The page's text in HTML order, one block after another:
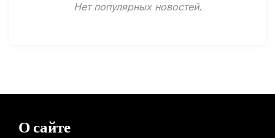
мобильных телефонов на здоровье
перемещаться между этажами
Нет популярных новостей.
О сайте